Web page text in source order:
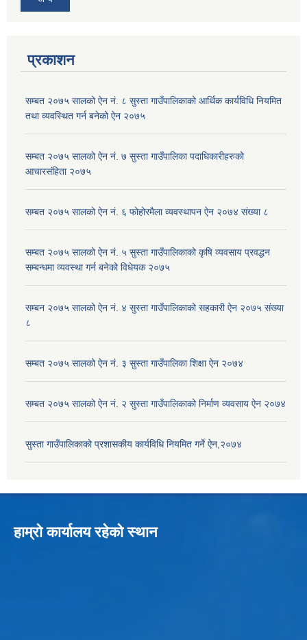
प्रकाशन
सम्बत २०७५ सालको ऐन नं. ८ सुस्ता गाउँपालिकाको आर्थिक कार्यविधि नियमित
तथा व्यवस्थित गर्न बनेको ऐन २०७५
सम्बत २०७५ सालको ऐन नं. ७ सुस्ता गाउँपालिका पदाधिकारीहरुको
आचारसंहिता २०७५
सम्बत २०७५ सालको ऐन नं. ६ फोहोरमैला व्यवस्थापन ऐन २०७४ संख्या ८
सम्बत २०७५ सालको ऐन नं. ५ सुस्ता गाउँपालिकाको कृषि व्यवसाय प्रवद्धन
सम्बन्धमा व्यवस्था गर्न बनेको विधेयक २०७५
सम्बन २०७५ सालको ऐन नं. ४ सुस्ता गाउँपालिकाको सहकारी ऐन २०७५ संख्या
८
सम्बत २०७५ सालको ऐन नं. ३ सुस्ता गाउँपालिका शिक्षा ऐन २०७४
सम्बत २०७५ सालको ऐन नं. २ सुस्ता गाउँपालिकाको निर्माण व्यवसाय ऐन २०७४
सुस्ता गाउँपालिकाको प्रशासकीय कार्यविधि नियमित गर्ने ऐन,२०७४
हाम्रो कार्यालय रहेको स्थान